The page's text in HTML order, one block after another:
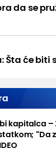
da se
Šta će biti
kapitalca –
"Da